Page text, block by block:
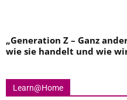
„Generation Z – Ganz
wie sie handelt und wie
Learn@Home